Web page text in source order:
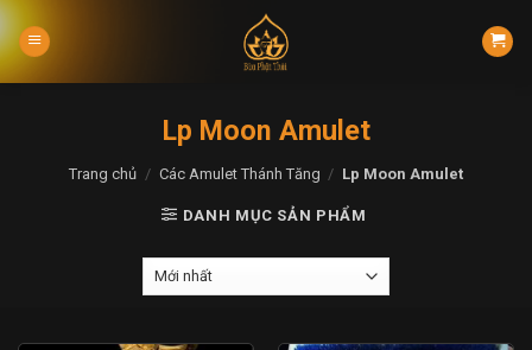
Skip
to
content
Lp Moon Amulet
Trang chủ / Các Amulet Thánh Tăng / Lp Moon Amulet
DANH MỤC SẢN PHẨM